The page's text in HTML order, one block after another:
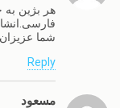
هر بژین
شما عزیزان
Reply
مسعود